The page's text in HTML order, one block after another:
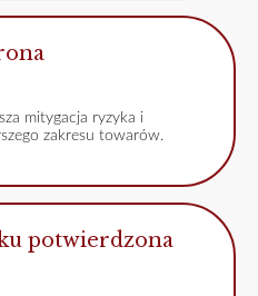
mitygacja ryzyka i
zakresu towarów.
potwierdzona